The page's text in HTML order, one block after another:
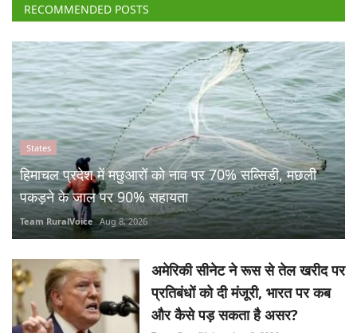
RECOMMENDED POSTS
States
हिमाचल प्रदेश में मछुआरों को नाव पर 70% सब्सिडी, मछली
पकड़ने के जाल पर 90% सहायता
Team RuralVoice Aug 8, 2026
अमेरिकी सीनेट ने रूस से तेल खरीद पर
प्रतिबंधों को दी मंजूरी, भारत पर कब
और कैसे पड़ सकता है असर?